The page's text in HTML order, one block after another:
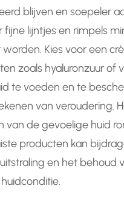
blijven en soepeler
fijne lijntjes en rimpels
Kies voor een
zoals hyaluronzuur of
te voeden en te
van veroudering.
van de gevoelige huid
producten kan
en het behoud